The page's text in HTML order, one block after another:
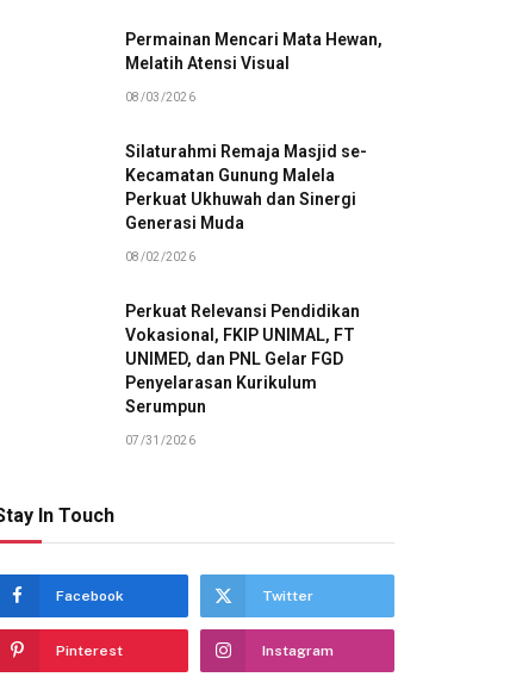
Permainan Mencari Mata Hewan,
Melatih Atensi Visual
08/03/2026
Silaturahmi Remaja Masjid se-
Kecamatan Gunung Malela
Perkuat Ukhuwah dan Sinergi
Generasi Muda
08/02/2026
Perkuat Relevansi Pendidikan
Vokasional, FKIP UNIMAL, FT
UNIMED, dan PNL Gelar FGD
Penyelarasan Kurikulum
Serumpun
07/31/2026
In Touch
Facebook Twitter
Pinterest Instagram